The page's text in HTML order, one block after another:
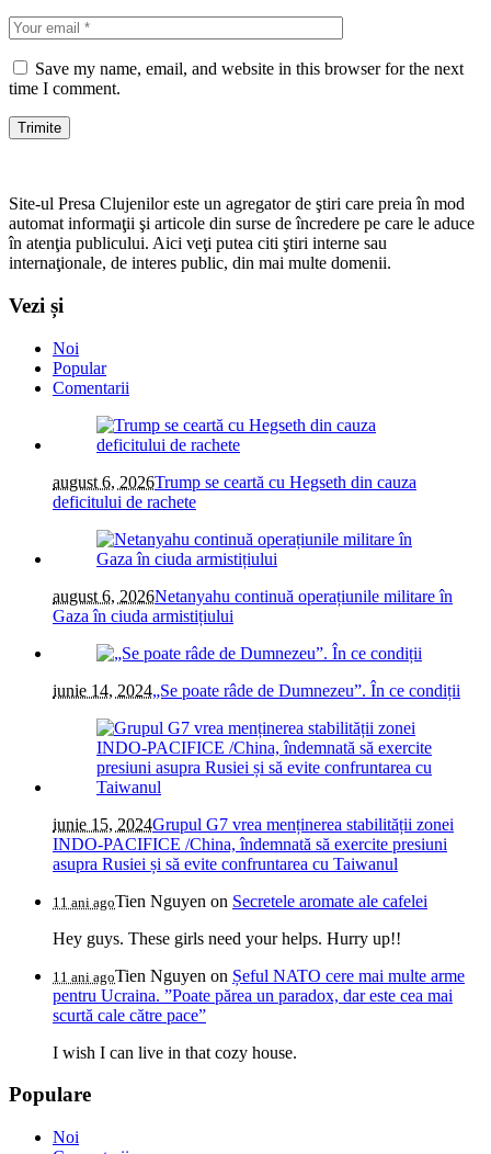
Save my name, email, and website in this browser for the next
time I comment.
Site-ul Presa Clujenilor este un agregator de ştiri care preia în mod
automat informaţii şi articole din surse de încredere pe care le aduce
în atenţia publicului. Aici veţi putea citi ştiri interne sau
internaţionale, de interes public, din mai multe domenii.
Vezi și
Noi
Popular
Comentarii
august 6, 2026Trump se ceartă cu Hegseth din cauza
deficitului de rachete
august 6, 2026Netanyahu continuă operațiunile militare în
Gaza în ciuda armistițiului
iunie 14, 2024„Se poate râde de Dumnezeu”. În ce condiții
iunie 15, 2024Grupul G7 vrea menținerea stabilității zonei
INDO-PACIFICE /China, îndemnată să exercite presiuni
asupra Rusiei și să evite confruntarea cu Taiwanul
11 ani agoTien Nguyen on Secretele aromate ale cafelei
Hey guys. These girls need your helps. Hurry up!!
11 ani agoTien Nguyen on Șeful NATO cere mai multe arme
pentru Ucraina. ”Poate părea un paradox, dar este cea mai
scurtă cale către pace”
I wish I can live in that cozy house.
Populare
Noi